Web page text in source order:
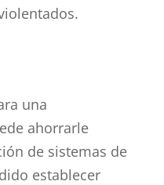
una
ahorrarle
de sistemas de
establecer